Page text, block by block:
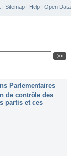
| Sitemap | Help | Open Data
Parlementaires
de contrôle des
partis et des